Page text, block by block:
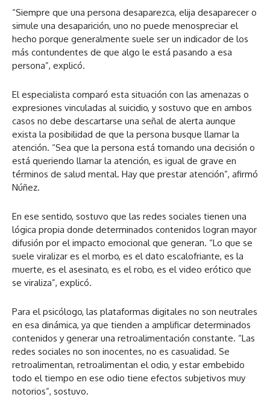
“Siempre que una persona desaparezca, elija desaparecer o
simule una desaparición, uno no puede menospreciar el
hecho porque generalmente suele ser un indicador de los
más contundentes de que algo le está pasando a esa
persona”, explicó.
El especialista comparó esta situación con las amenazas o
expresiones vinculadas al suicidio, y sostuvo que en ambos
casos no debe descartarse una señal de alerta aunque
exista la posibilidad de que la persona busque llamar la
atención. “Sea que la persona está tomando una decisión o
está queriendo llamar la atención, es igual de grave en
términos de salud mental. Hay que prestar atención”, afirmó
Núñez.
En ese sentido, sostuvo que las redes sociales tienen una
lógica propia donde determinados contenidos logran mayor
difusión por el impacto emocional que generan. “Lo que se
suele viralizar es el morbo, es el dato escalofriante, es la
muerte, es el asesinato, es el robo, es el video erótico que
se viraliza”, explicó.
Para el psicólogo, las plataformas digitales no son neutrales
en esa dinámica, ya que tienden a amplificar determinados
contenidos y generar una retroalimentación constante. “Las
redes sociales no son inocentes, no es casualidad. Se
retroalimentan, retroalimentan el odio, y estar embebido
todo el tiempo en ese odio tiene efectos subjetivos muy
notorios”, sostuvo.